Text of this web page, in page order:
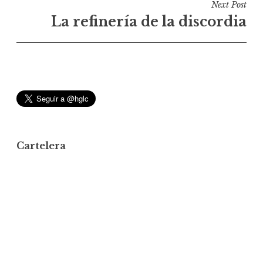
ó
e
Next Post
La refinería de la discordia
Cartelera